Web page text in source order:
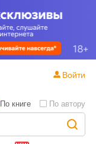
По книге По автору
Войти